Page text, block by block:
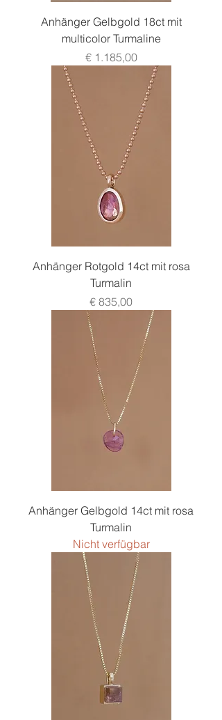
Anhänger Gelbgold 18ct mit
multicolor Turmaline
Preis
€ 1.185,00
Anhänger Rotgold 14ct mit rosa
Turmalin
Preis
€ 835,00
Anhänger Gelbgold 14ct mit rosa
Turmalin
Nicht verfügbar